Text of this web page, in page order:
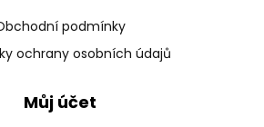
podmínky
ochrany osobních údajů
Můj účet